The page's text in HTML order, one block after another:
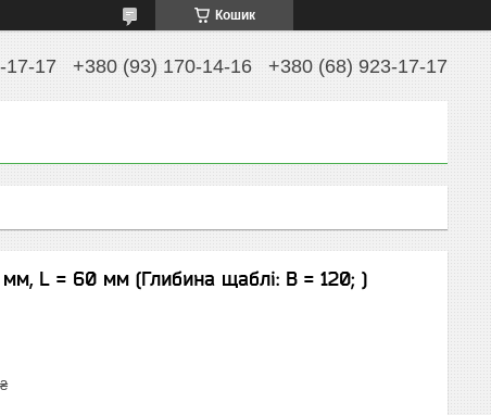
Кошик
17-17 +380 (93) 170-14-16 +380 (68) 923-17-17
мм, L = 60 мм (Глибина щаблі: B = 120; )